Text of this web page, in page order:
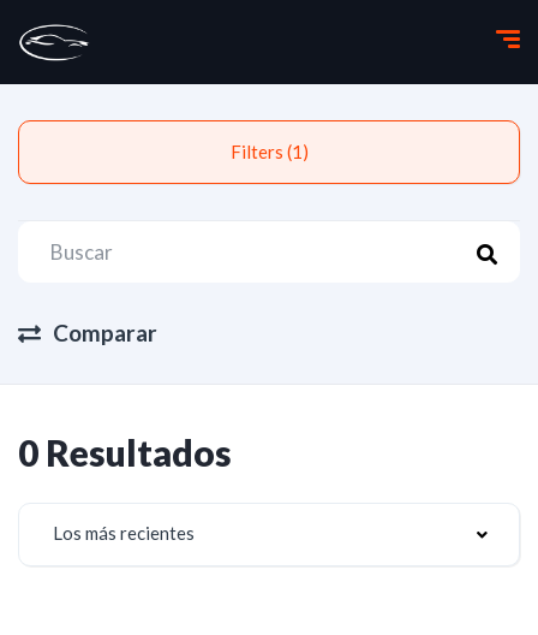
Filters (1)
Comparar
0 Resultados
Los más recientes